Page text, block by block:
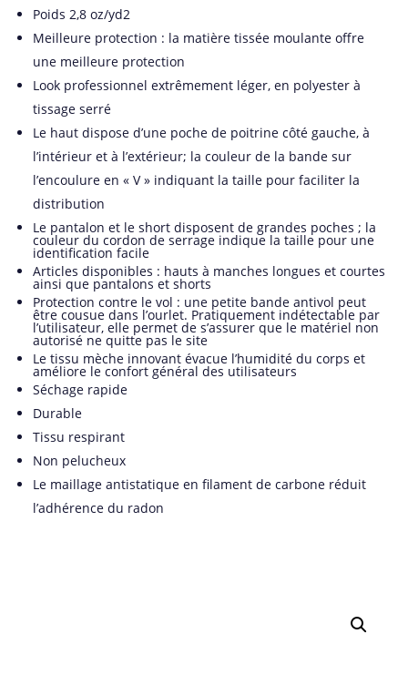
Poids 2,8 oz/yd2
Meilleure protection : la matière tissée moulante offre
une meilleure protection
Look professionnel extrêmement léger, en polyester à
tissage serré
Le haut dispose d’une poche de poitrine côté gauche, à
l’intérieur et à l’extérieur; la couleur de la bande sur
l’encoulure en « V » indiquant la taille pour faciliter la
distribution
Le pantalon et le short disposent de grandes poches ; la
couleur du cordon de serrage indique la taille pour une
identification facile
Articles disponibles : hauts à manches longues et courtes
ainsi que pantalons et shorts
Protection contre le vol : une petite bande antivol peut
être cousue dans l’ourlet. Pratiquement indétectable par
l’utilisateur, elle permet de s’assurer que le matériel non
autorisé ne quitte pas le site
Le tissu mèche innovant évacue l’humidité du corps et
améliore le confort général des utilisateurs
Séchage rapide
Durable
Tissu respirant
Non pelucheux
Le maillage antistatique en filament de carbone réduit
l’adhérence du radon